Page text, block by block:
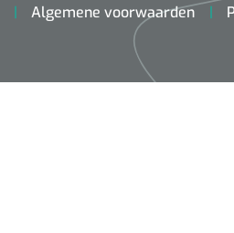
Algemene voorwaarden